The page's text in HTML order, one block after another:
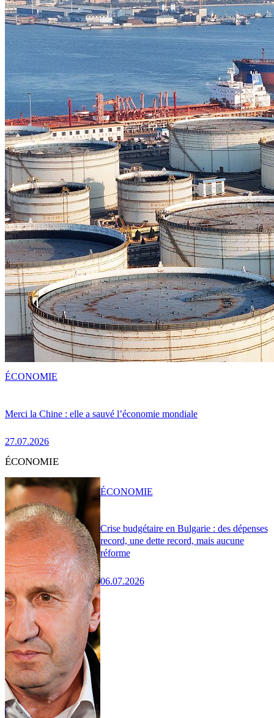
Merci la Chine : elle a sauvé l’économie mondiale
27.07.2026
ÉCONOMIE
ÉCONOMIE
Crise budgétaire en Bulgarie : des dépenses
record, une dette record, mais aucune
réforme
06.07.2026
ÉCONOMIE